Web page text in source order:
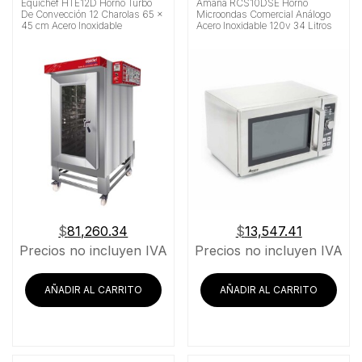
Equichef HTE12D Horno Turbo
De Convección 12 Charolas 65 x
45 cm Acero Inoxidable
$81,260.34
Precios no incluyen IVA
AÑADIR AL CARRITO
Amana RCS10DSE Horno
Microondas Comercial Análogo
Acero Inoxidable 120v 34 Litros
$13,547.41
Precios no incluyen IVA
AÑADIR AL CARRITO